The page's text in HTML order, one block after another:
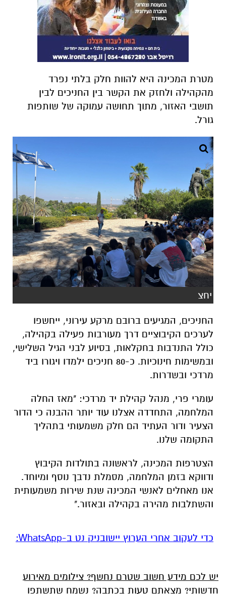
מטרת המכינה היא להוות חלק בלתי נפרד
מהקהילה ולחזק את הקשר בין החניכים לבין
תושבי האזור, מתוך תחושה עמוקה של שותפות
גורל.
יחצ
החניכים, המגיעים ברובם מרקע עירוני, ייחשפו
לערכים הקיבוציים דרך מעורבות פעילה בקהילה,
כולל התנדבות בחקלאות, בסיוע לבני הגיל השלישי,
ובמשימות חינוכיות. כ-80 חניכים ילמדו ויגורו ביד
מרדכי ובשדרות.
עומרי פרי, מנהל קהילת יד מרדכי: "מאז החלה
המלחמה, התחדדה אצלנו עוד יותר ההבנה כי הדור
הצעיר ודור העתיד הם חלק משמעותי בתהליך
התקומה שלנו.
הצטרפות המכינה, לראשונה בתולדות הקיבוץ
ודווקא בזמן המלחמה, מסמלת נדבך נוסף ומיוחד.
אנו מאחלים לאנשי המכינה שנת שירות משמעותית
והשתלבות מהירה בקהילה ובאזור."
‏כדי לעקוב אחרי הערוץ יישובניק נט ב-WhatsApp:‏‏‏
יש לכם מידע חשוב שטרם נחשף? צילומים מאירוע
חדשותי? מצאתם טעות בכתבה? נשמח שתשתפו